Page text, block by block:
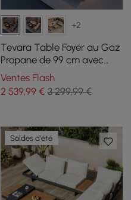
+2
Tevara Table Foyer au Gaz
Propane de 99 cm avec
Verre et Canapé d'angle
Extérieur Moderne en
Forme de L
Ventes Flash
2 539,99€ 3 299,99 €
Soldes d'été